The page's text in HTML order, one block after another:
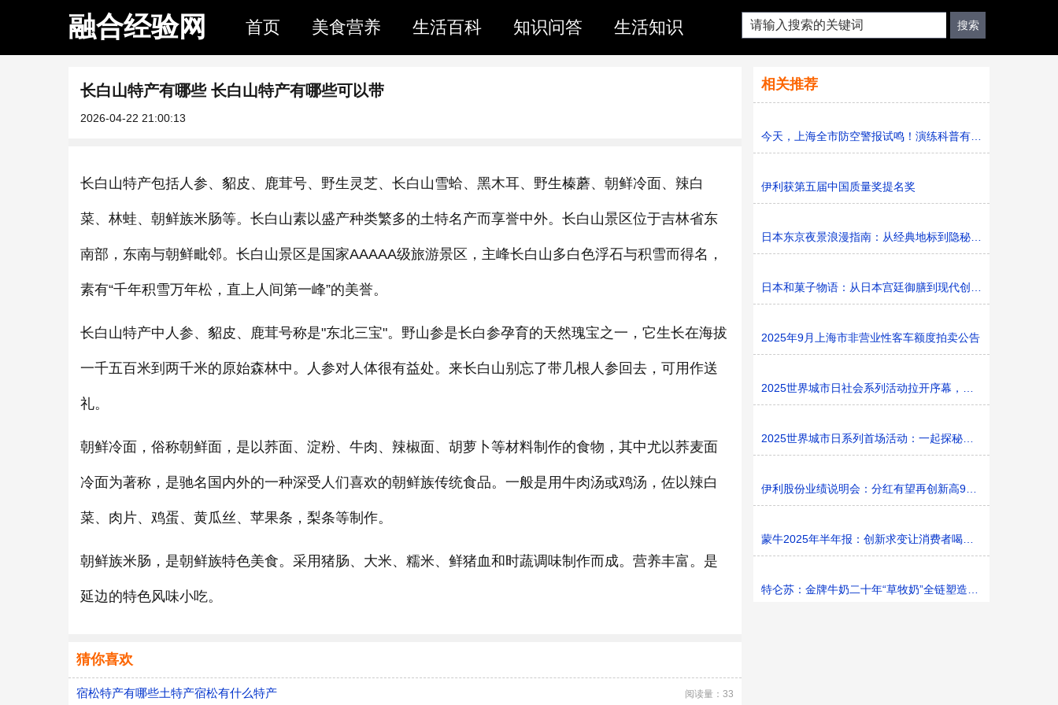
融合经验网 首页 美食营养 生活百科 知识问答 生活知识
长白山特产有哪些 长白山特产有哪些可以带
2026-04-22 21:00:13
长白山特产包括人参、貂皮、鹿茸号、野生灵芝、长白山雪蛤、黑木耳、野生榛蘑、朝鲜冷面、辣白
菜、林蛙、朝鲜族米肠等。长白山素以盛产种类繁多的土特名产而享誉中外。长白山景区位于吉林省东
南部，东南与朝鲜毗邻。长白山景区是国家AAAAA级旅游景区，主峰长白山多白色浮石与积雪而得名，
素有“千年积雪万年松，直上人间第一峰”的美誉。
长白山特产中人参、貂皮、鹿茸号称是"东北三宝"。野山参是长白参孕育的天然瑰宝之一，它生长在海拔
一千五百米到两千米的原始森林中。人参对人体很有益处。来长白山别忘了带几根人参回去，可用作送
礼。
朝鲜冷面，俗称朝鲜面，是以荞面、淀粉、牛肉、辣椒面、胡萝卜等材料制作的食物，其中尤以荞麦面
冷面为著称，是驰名国内外的一种深受人们喜欢的朝鲜族传统食品。一般是用牛肉汤或鸡汤，佐以辣白
菜、肉片、鸡蛋、黄瓜丝、苹果条，梨条等制作。
朝鲜族米肠，是朝鲜族特色美食。采用猪肠、大米、糯米、鲜猪血和时蔬调味制作而成。营养丰富。是
延边的特色风味小吃。
猜你喜欢
宿松特产有哪些土特产宿松有什么特产 阅读量：33
相关推荐
今天，上海全市防空警报试鸣！演练科普有序进行，人防意
伊利获第五届中国质量奖提名奖
日本东京夜景浪漫指南：从经典地标到隐秘胜地
日本和菓子物语：从日本宫廷御膳到现代创新的甜蜜传承
2025年9月上海市非营业性客车额度拍卖公告
2025世界城市日社会系列活动拉开序幕，探寻社区花园里的
2025世界城市日系列首场活动：一起探秘家门口的“魔法花园”
伊利股份业绩说明会：分红有望再创新高9%利润率目标不变
蒙牛2025年半年报：创新求变让消费者喝上奶、喝好奶、喝
特仑苏：金牌牛奶二十年“草牧奶”全链塑造有机新矩阵